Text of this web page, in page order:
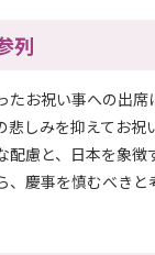
列
たお祝い事への出席
悲しみを抑えてお祝
配慮と、日本を象徴
、慶事を慎むべきと